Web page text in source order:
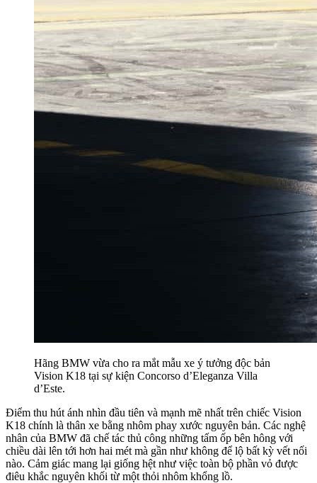
Hãng BMW vừa cho ra mắt mẫu xe ý tưởng độc bản
Vision K18 tại sự kiện Concorso d’Eleganza Villa
d’Este.
Điểm thu hút ánh nhìn đầu tiên và mạnh mẽ nhất trên chiếc Vision
K18 chính là thân xe bằng nhôm phay xước nguyên bản. Các nghệ
nhân của BMW đã chế tác thủ công những tấm ốp bên hông với
chiều dài lên tới hơn hai mét mà gần như không để lộ bất kỳ vết nối
nào. Cảm giác mang lại giống hệt như việc toàn bộ phần vỏ được
điêu khắc nguyên khối từ một thỏi nhôm khổng lồ.